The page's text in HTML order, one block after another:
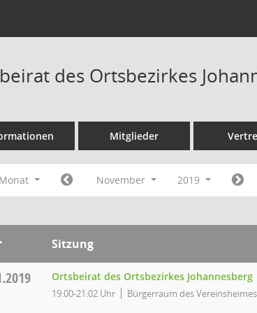
des Ortsbezirkes
Mitglieder
Monat November 2019
Sitzung
Ortsbeirat des Ortsbezirkes Johannesberg
19:00-21:02 Uhr Bürgerraum des